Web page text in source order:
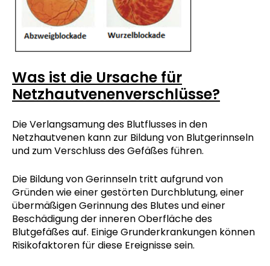
Was ist die Ursache für
Netzhautvenenverschlüsse?
Die Verlangsamung des Blutflusses in den
Netzhautvenen kann zur Bildung von Blutgerinnseln
und zum Verschluss des Gefäßes führen.
Die Bildung von Gerinnseln tritt aufgrund von
Gründen wie einer gestörten Durchblutung, einer
übermäßigen Gerinnung des Blutes und einer
Beschädigung der inneren Oberfläche des
Blutgefäßes auf. Einige Grunderkrankungen können
Risikofaktoren für diese Ereignisse sein.